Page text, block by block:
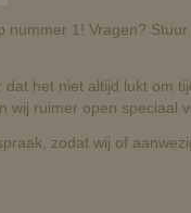
nummer 1! Vragen?
het niet altijd lukt om
wij ruimer open speciaal
zodat wij of